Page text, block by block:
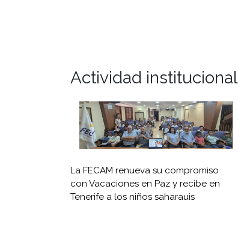
Actividad institucional
La FECAM renueva su compromiso
con Vacaciones en Paz y recibe en
Tenerife a los niños saharauis